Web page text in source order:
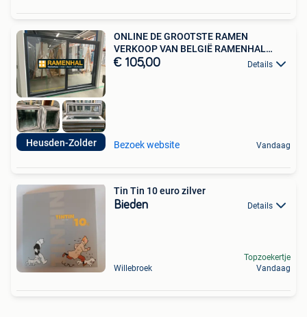
Heusden-Zolder
ONLINE DE GROOTSTE RAMEN
VERKOOP VAN BELGIË RAMENHAL
ZOLDER
€ 105,00 Details
Bezoek website Vandaag
Tin Tin 10 euro zilver
Bieden Details
Willebroek
Topzoekertje
Vandaag